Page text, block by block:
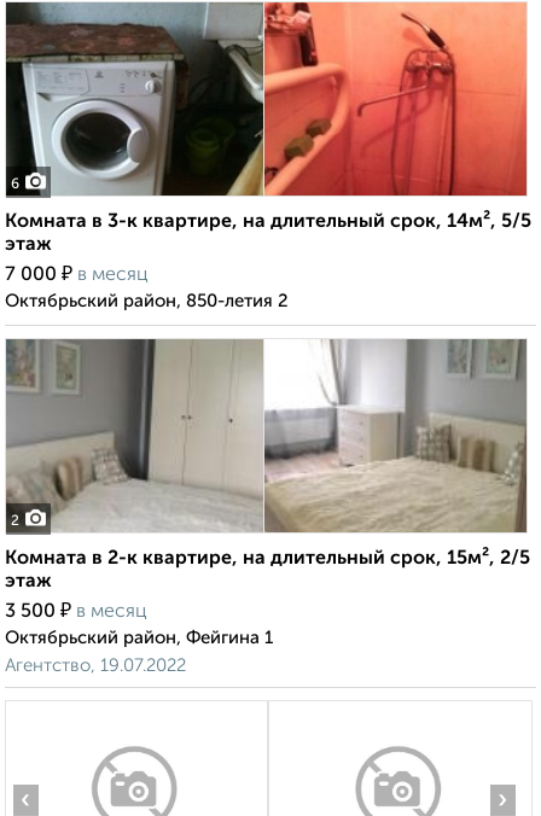
6
Комната в 3-к квартире, на длительный срок, 14м², 5/5
этаж
7 000 ₽ в месяц
Октябрьский район, 850-летия 2
2
Комната в 2-к квартире, на длительный срок, 15м², 2/5
этаж
3 500 ₽ в месяц
Октябрьский район, Фейгина 1
Агентство, 19.07.2022
‹ ›